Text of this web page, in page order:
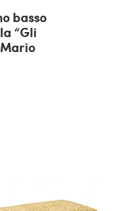
basso
“Gli